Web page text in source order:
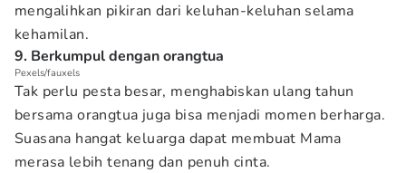
mengalihkan pikiran dari keluhan-keluhan selama
kehamilan.
9. Berkumpul dengan orangtua
Pexels/fauxels
Tak perlu pesta besar, menghabiskan ulang tahun
bersama orangtua juga bisa menjadi momen berharga.
Suasana hangat keluarga dapat membuat Mama
merasa lebih tenang dan penuh cinta.